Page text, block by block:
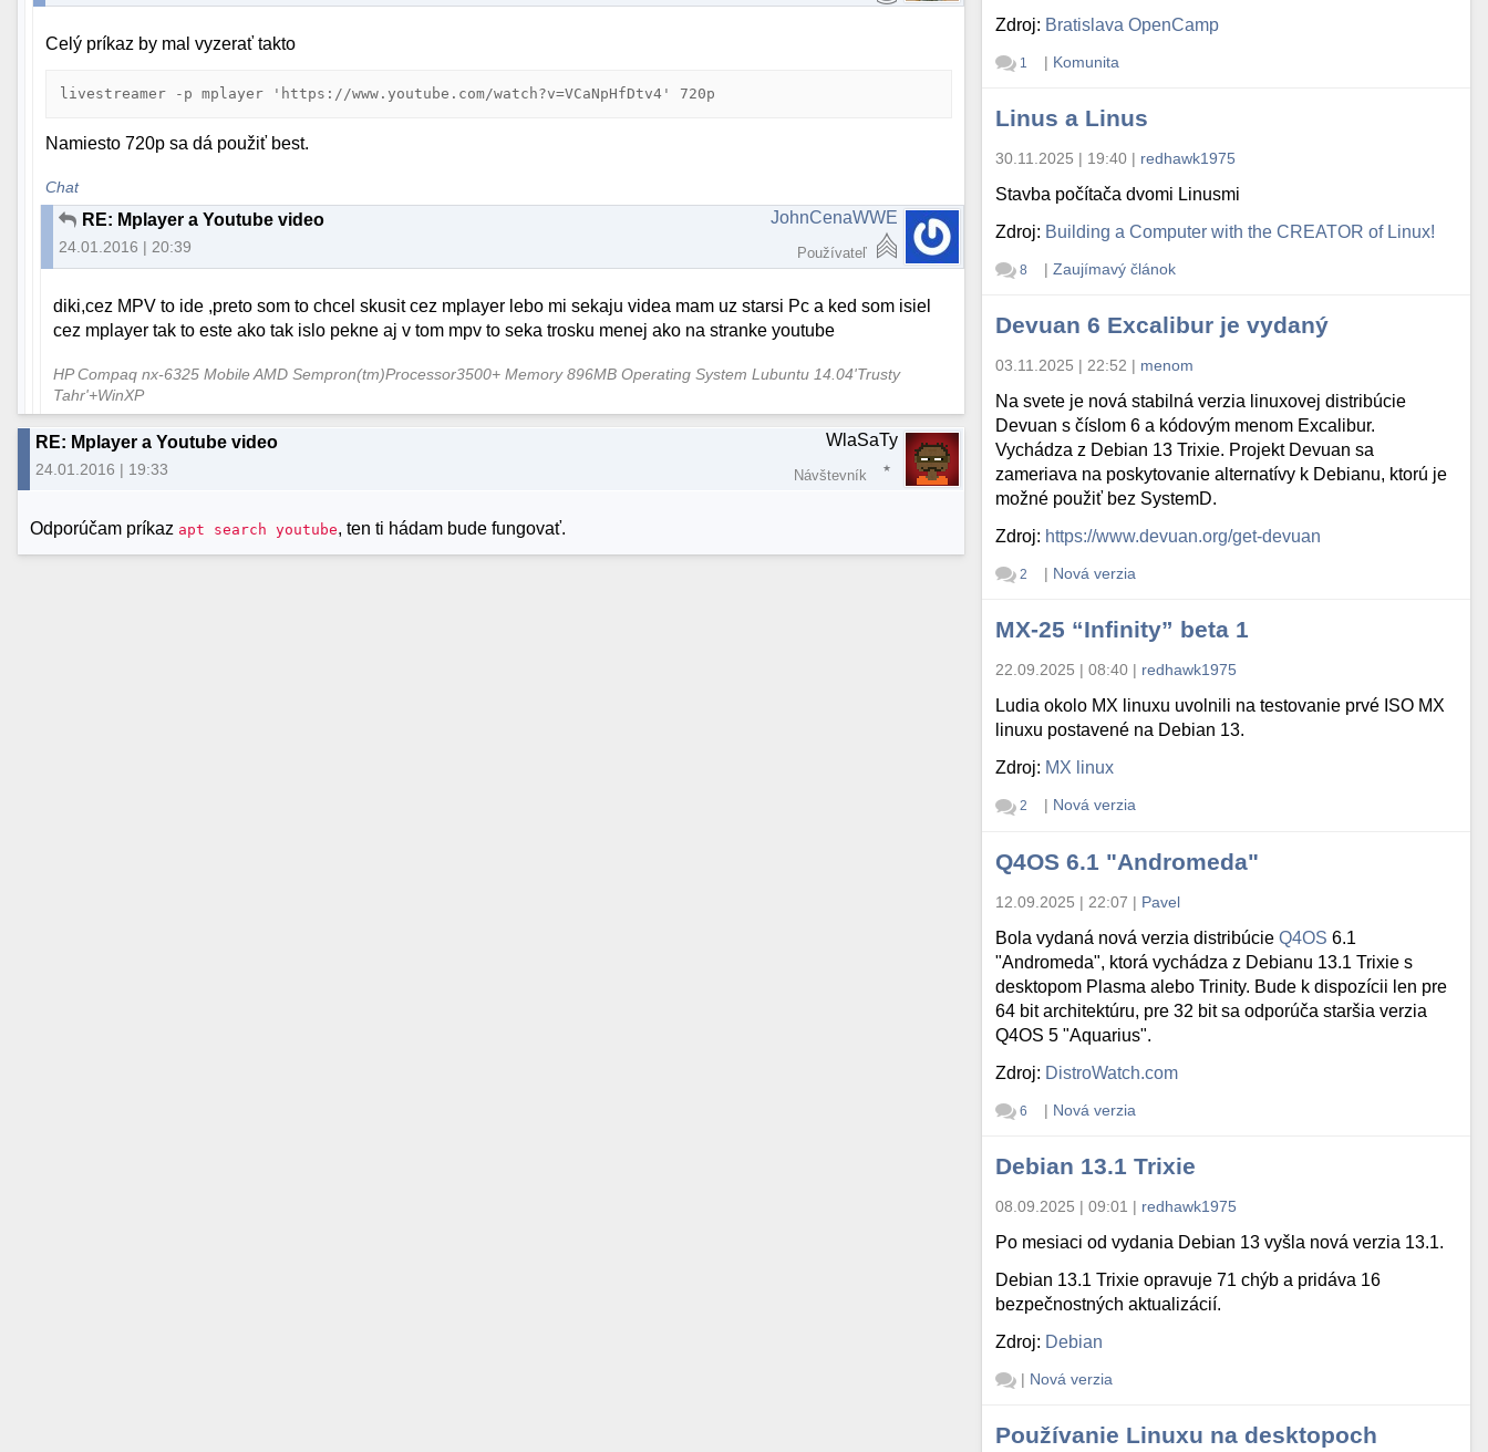
Celý príkaz by mal vyzerať takto
livestreamer -p mplayer 'https://www.youtube.com/watch?v=VCaNpHfDtv4' 720p
Namiesto 720p sa dá použiť best.
Chat
RE: Mplayer a Youtube video
24.01.2016 | 20:39
JohnCenaWWE
Používateľ
diki,cez MPV to ide ,preto som to chcel skusit cez mplayer lebo mi sekaju videa mam uz starsi Pc a ked som isiel
cez mplayer tak to este ako tak islo pekne aj v tom mpv to seka trosku menej ako na stranke youtube
HP Compaq nx-6325 Mobile AMD Sempron(tm)Processor3500+ Memory 896MB Operating System Lubuntu 14.04'Trusty
Tahr'+WinXP
RE: Mplayer a Youtube video
24.01.2016 | 19:33
WlaSaTy
Návštevník
Odporúčam príkaz apt search youtube, ten ti hádam bude fungovať.
Zdroj: Bratislava OpenCamp
1 | Komunita
Linus a Linus
30.11.2025 | 19:40 | redhawk1975
Stavba počítača dvomi Linusmi
Zdroj: Building a Computer with the CREATOR of Linux!
8 | Zaujímavý článok
Devuan 6 Excalibur je vydaný
03.11.2025 | 22:52 | menom
Na svete je nová stabilná verzia linuxovej distribúcie
Devuan s číslom 6 a kódovým menom Excalibur.
Vychádza z Debian 13 Trixie. Projekt Devuan sa
zameriava na poskytovanie alternatívy k Debianu, ktorú je
možné použiť bez SystemD.
Zdroj: https://www.devuan.org/get-devuan
2 | Nová verzia
MX-25 “Infinity” beta 1
22.09.2025 | 08:40 | redhawk1975
Ludia okolo MX linuxu uvolnili na testovanie prvé ISO MX
linuxu postavené na Debian 13.
Zdroj: MX linux
2 | Nová verzia
Q4OS 6.1 "Andromeda"
12.09.2025 | 22:07 | Pavel
Bola vydaná nová verzia distribúcieQ4OS 6.1
"Andromeda", ktorá vychádza z Debianu 13.1 Trixie s
desktopom Plasma alebo Trinity. Bude k dispozícii len pre
64 bit architektúru, pre 32 bit sa odporúča staršia verzia
Q4OS 5 "Aquarius".
Zdroj: DistroWatch.com
6 | Nová verzia
Debian 13.1 Trixie
08.09.2025 | 09:01 | redhawk1975
Po mesiaci od vydania Debian 13 vyšla nová verzia 13.1.
Debian 13.1 Trixie opravuje 71 chýb a pridáva 16
bezpečnostných aktualizácií.
Zdroj: Debian
| Nová verzia
Používanie Linuxu na desktopoch